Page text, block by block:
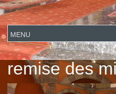
remise des